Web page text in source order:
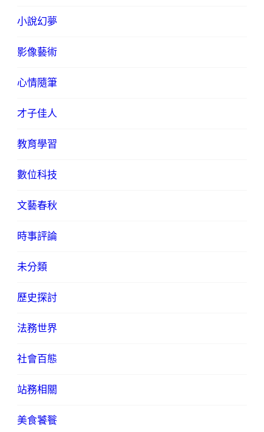
小說幻夢
影像藝術
心情隨筆
才子佳人
教育學習
數位科技
文藝春秋
時事評論
未分類
歷史探討
法務世界
社會百態
站務相關
美食饕餮